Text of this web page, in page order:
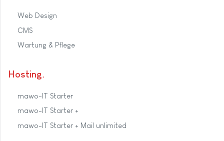
Web Design
CMS
Wartung & Pflege
Hosting
mawo-IT Starter
mawo-IT Starter +
mawo-IT Starter + Mail unlimited